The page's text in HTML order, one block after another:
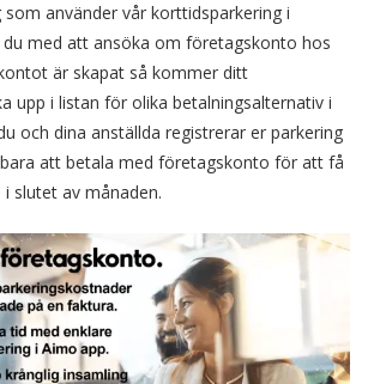
använder vår korttidsparkering i
med att ansöka om företagskonto hos
är skapat så kommer ditt
upp i listan för olika betalningsalternativ i
och dina anställda registrerar er parkering
att betala med företagskonto för att få
slutet av månaden.